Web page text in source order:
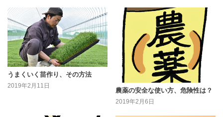
うまくいく苗作り、その方法
2019年2月11日
農薬の安全な使い方、危険性は？
2019年2月6日